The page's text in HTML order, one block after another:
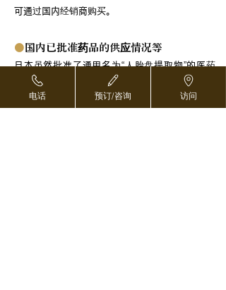
可通过国内经销商购买。
● 国内已批准药品的供应情况等
日本虽然批准了通用名为“人胎盘提取物”的医药
品，但其批准的功效、效果、用法、用量与本院
的使用目的和方法有所不同。
电话 预订/咨询 访问